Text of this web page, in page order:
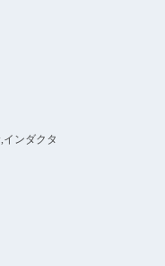
ンダクタ